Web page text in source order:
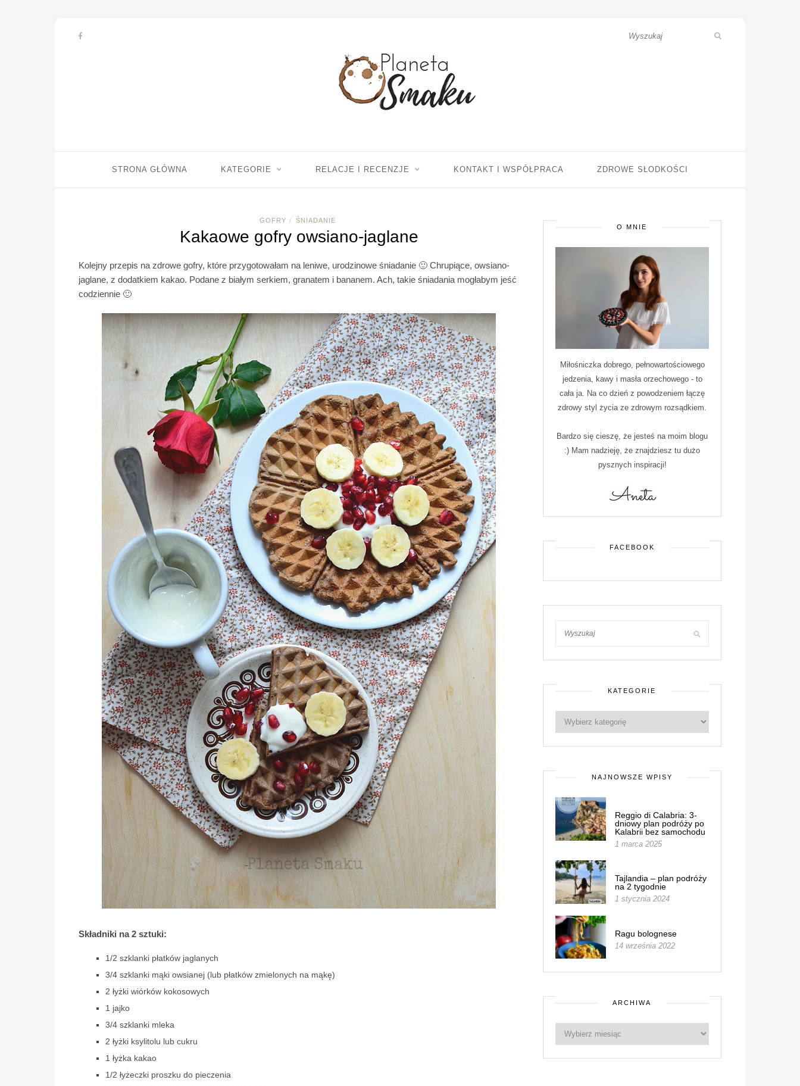
STRONA GŁÓWNA KATEGORIE RELACJE I RECENZJE KONTAKT I WSPÓŁPRACA ZDROWE SŁODKOŚCI
GOFRY / ŚNIADANIE
Kakaowe gofry owsiano-jaglane
Kolejny przepis na zdrowe gofry, które przygotowałam na leniwe, urodzinowe śniadanie 🙂 Chrupiące, owsiano-
jaglane, z dodatkiem kakao. Podane z białym serkiem, granatem i bananem. Ach, takie śniadania mogłabym jeść
codziennie 🙂
Składniki na 2 sztuki:
1/2 szklanki płatków jaglanych
3/4 szklanki mąki owsianej (lub płatków zmielonych na mąkę)
2 łyżki wiórków kokosowych
1 jajko
3/4 szklanki mleka
2 łyżki ksylitolu lub cukru
1 łyżka kakao
1/2 łyżeczki proszku do pieczenia
O MNIE
Miłośniczka dobrego, pełnowartościowego
jedzenia, kawy i masła orzechowego - to
cała ja. Na co dzień z powodzeniem łączę
zdrowy styl życia ze zdrowym rozsądkiem.
Bardzo się cieszę, że jesteś na moim blogu
:) Mam nadzieję, że znajdziesz tu dużo
pysznych inspiracji!
FACEBOOK
KATEGORIE
NAJNOWSZE WPISY
Reggio di Calabria: 3-
dniowy plan podróży po
Kalabrii bez samochodu
1 marca 2025
Tajlandia – plan podróży
na 2 tygodnie
1 stycznia 2024
Ragu bolognese
14 września 2022
ARCHIWA